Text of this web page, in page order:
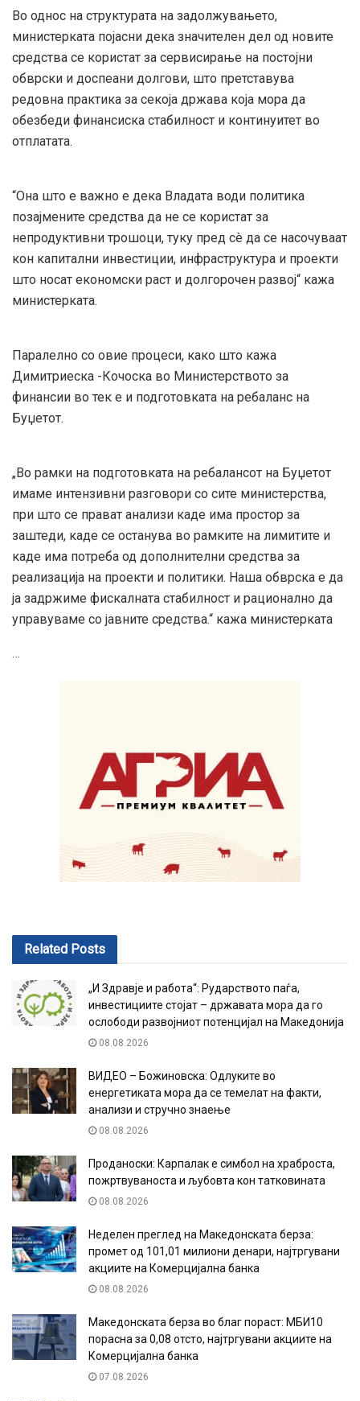
Во однос на структурата на задолжувањето,
министерката појасни дека значителен дел од новите
средства се користат за сервисирање на постојни
обврски и доспеани долгови, што претставува
редовна практика за секоја држава која мора да
обезбеди финансиска стабилност и континуитет во
отплатата.
“Она што е важно е дека Владата води политика
позајмените средства да не се користат за
непродуктивни трошоци, туку пред сè да се насочуваат
кон капитални инвестиции, инфраструктура и проекти
што носат економски раст и долгорочен развој“ кажа
министерката.
Паралелно со овие процеси, како што кажа
Димитриеска -Кочоска во Министерството за
финансии во тек е и подготовката на ребаланс на
Буџетот.
„Во рамки на подготовката на ребалансот на Буџетот
имаме интензивни разговори со сите министерства,
при што се прават анализи каде има простор за
заштеди, каде се останува во рамките на лимитите и
каде има потреба од дополнителни средства за
реализација на проекти и политики. Наша обврска е да
ја задржиме фискалната стабилност и рационално да
управуваме со јавните средства.“ кажа министерката
…
Related Posts
„И Здравје и работа“: Рударството паѓа,
инвестициите стојат – државата мора да го
ослободи развојниот потенцијал на Македонија
08.08.2026
ВИДЕО – Божиновска: Одлуките во
енергетиката мора да се темелат на факти,
анализи и стручно знаење
08.08.2026
Проданоски: Карпалак е симбол на храброста,
пожртвуваноста и љубовта кон татковината
08.08.2026
Неделен преглед на Македонската берза:
промет од 101,01 милиони денари, најтргувани
акциите на Комерцијална банка
08.08.2026
Македонската берза во благ пораст: МБИ10
порасна за 0,08 отсто, најтргувани акциите на
Комерцијална банка
07.08.2026